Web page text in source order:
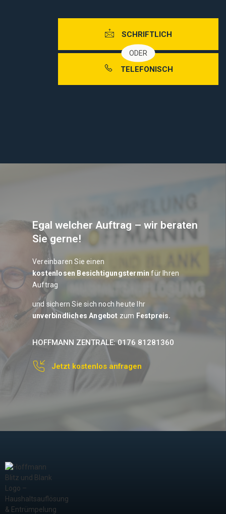
SCHRIFTLICH
ODER
TELEFONISCH
Egal welcher Auftrag – wir beraten
Sie gerne!
Vereinbaren Sie einen
kostenlosen Besichtigungsterminfür Ihren
Auftrag
und sichern Sie sichnoch heute Ihr
unverbindliches Angebot zum Festpreis.
HOFFMANN ZENTRALE: 0176 81281360
Jetzt kostenlos anfragen